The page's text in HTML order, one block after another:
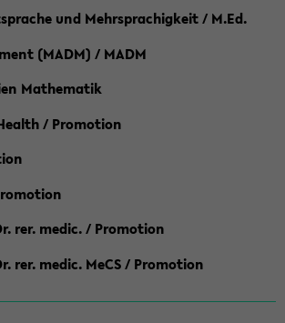
und Mehrsprachigkeit / M.Ed.
(MADM) / MADM
Mathematik
/ Promotion
rer. medic. / Promotion
rer. medic. MeCS / Promotion